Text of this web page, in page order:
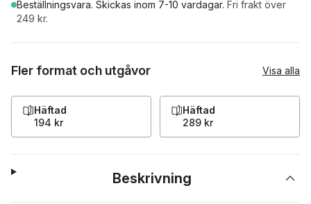
Beställningsvara. Skickas inom 7-10 vardagar. Fri frakt över
249 kr.
Fler format och utgåvor Visa alla
Häftad
194 kr
Häftad
289 kr
Beskrivning